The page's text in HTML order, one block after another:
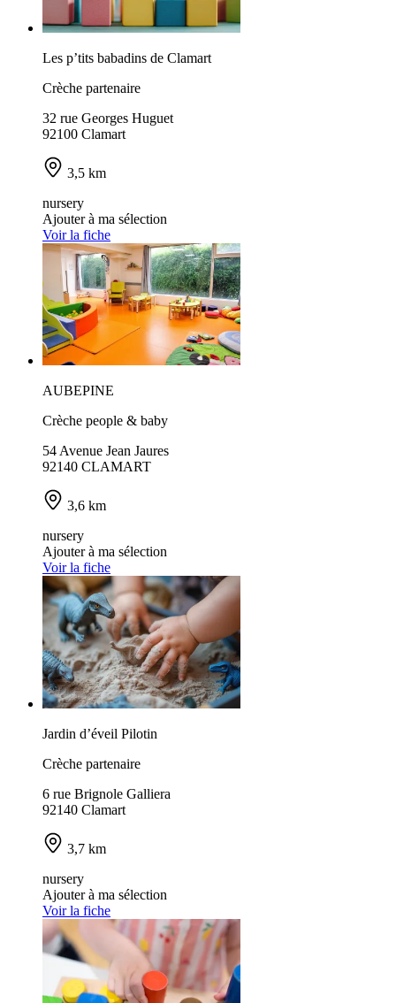
Les p’tits babadins de Clamart
Crèche partenaire
32 rue Georges Huguet
92100 Clamart
3,5 km
nursery
Ajouter à ma sélection
Voir la fiche
AUBEPINE
Crèche people & baby
54 Avenue Jean Jaures
92140 CLAMART
3,6 km
nursery
Ajouter à ma sélection
Voir la fiche
Jardin d’éveil Pilotin
Crèche partenaire
6 rue Brignole Galliera
92140 Clamart
3,7 km
nursery
Ajouter à ma sélection
Voir la fiche